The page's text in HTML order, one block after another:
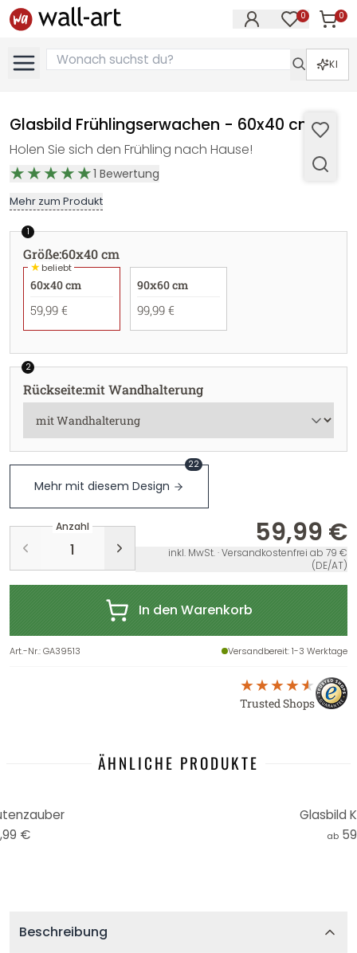
0 0
KI
Glasbild Frühlingserwachen - 60x40 cm
Holen Sie sich den Frühling nach Hause!
1 Bewertung
Mehr zum Produkt
1
Größe:60x40 cm
★beliebt
60x40 cm
59,99 €
90x60 cm
99,99 €
2
Rückseite:mit Wandhalterung
Mehr mit diesem Design
22
Anzahl 59,99 €
inkl. MwSt. · Versandkostenfrei ab 79 €
(DE/AT)
In den Warenkorb
Art.-Nr.:GA39513 Versandbereit: 1-3 Werktage
Trusted Shops
ÄHNLICHE PRODUKTE
€
Glasbild
ab
Beschreibung